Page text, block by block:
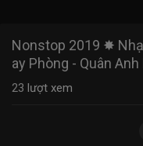
Nonstop 2019 ✸
ay Phòng - Quân Anh
23 lượt xem